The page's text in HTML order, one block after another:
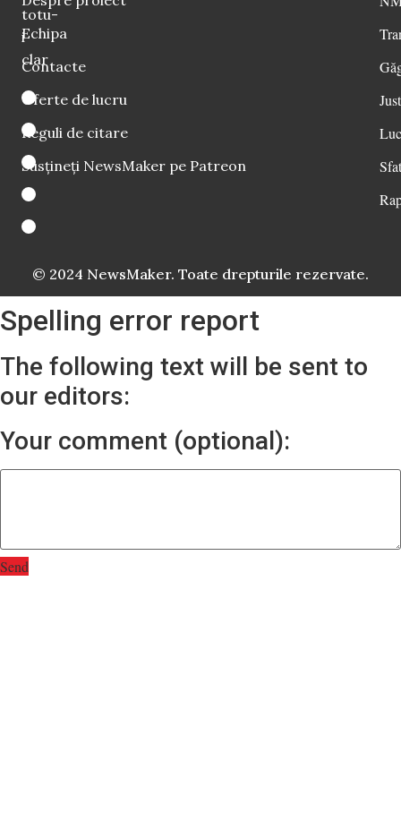
totu-
i
clar
Echipa
Contacte
Oferte de lucru
Reguli de citare
Susțineți NewsMaker pe Patreon
© 2024 NewsMaker. Toate drepturile rezervate.
Spelling error report
The following text will be sent to
our editors:
Your comment (optional):
Send